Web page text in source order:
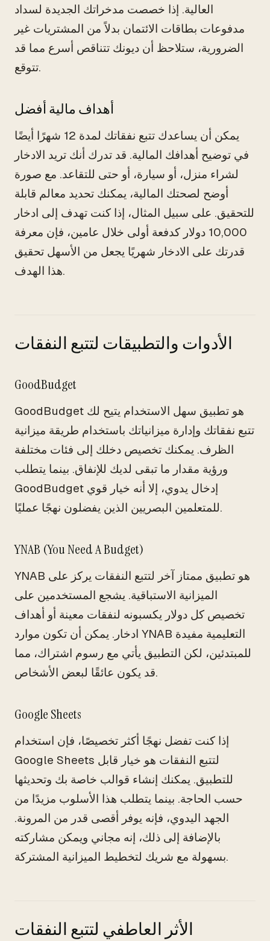
العالية. إذا خصصت مدخراتك الجديدة لسداد
مدفوعات بطاقات الائتمان بدلاً من المشتريات غير
الضرورية، ستلاحظ أن ديونك تتناقص أسرع مما قد
تتوقع.
أهداف مالية أفضل
يمكن أن يساعدك تتبع نفقاتك لمدة 12 شهرًا أيضًا
في توضيح أهدافك المالية. قد تدرك أنك تريد الادخار
لشراء منزل، أو سيارة، أو حتى للتقاعد. مع صورة
أوضح لصحتك المالية، يمكنك تحديد معالم قابلة
للتحقيق. على سبيل المثال، إذا كنت تهدف إلى ادخار
10,000 دولار كدفعة أولى خلال عامين، فإن معرفة
قدرتك على الادخار شهريًا يجعل من الأسهل تحقيق
هذا الهدف.
الأدوات والتطبيقات لتتبع النفقات
GoodBudget
GoodBudget هو تطبيق سهل الاستخدام يتيح لك
تتبع نفقاتك وإدارة ميزانياتك باستخدام طريقة ميزانية
الظرف. يمكنك تخصيص دخلك إلى فئات مختلفة
ورؤية مقدار ما تبقى لديك للإنفاق. بينما يتطلب
GoodBudget إدخال يدوي، إلا أنه خيار قوي
للمتعلمين البصريين الذين يفضلون نهجًا عمليًا.
YNAB (You Need A Budget)
YNAB هو تطبيق ممتاز آخر لتتبع النفقات يركز على
الميزانية الاستباقية. يشجع المستخدمين على
تخصيص كل دولار يكسبونه لنفقات معينة أو أهداف
ادخار. يمكن أن تكون موارد YNAB التعليمية مفيدة
للمبتدئين، لكن التطبيق يأتي مع رسوم اشتراك، مما
قد يكون عائقًا لبعض الأشخاص.
Google Sheets
إذا كنت تفضل نهجًا أكثر تخصيصًا، فإن استخدام
Google Sheets لتتبع النفقات هو خيار قابل
للتطبيق. يمكنك إنشاء قوالب خاصة بك وتحديثها
حسب الحاجة. بينما يتطلب هذا الأسلوب مزيدًا من
الجهد اليدوي، فإنه يوفر أقصى قدر من المرونة.
بالإضافة إلى ذلك، إنه مجاني ويمكن مشاركته
بسهولة مع شريك لتخطيط الميزانية المشتركة.
الأثر العاطفي لتتبع النفقات